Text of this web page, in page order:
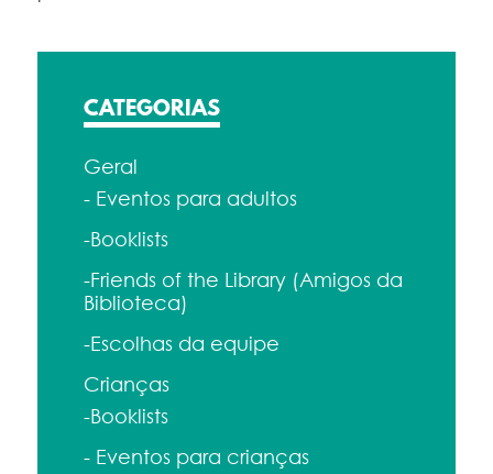
CATEGORIAS
Geral
- Eventos para adultos
-Booklists
-Friends of the Library (Amigos da
Biblioteca)
-Escolhas da equipe
Crianças
-Booklists
- Eventos para crianças